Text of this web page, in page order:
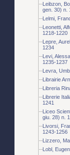
Leibzon,
gen. 30) n.
Lelmi,
Leonetti,
1218-1220
Lepre,
1234
Levi,
1235-1237
Levra,
Librairie
Libreria
Librerie
1241
Liceo
giu. 28) n.
Livorsi,
1243-1256
Lizzero,
Lobl,